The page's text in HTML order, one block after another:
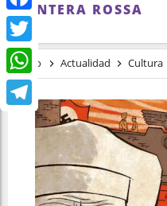
Facebook
Twitter
WhatsApp
Telegram
PANTERA ROSSA
Inicio Actualidad Cultura